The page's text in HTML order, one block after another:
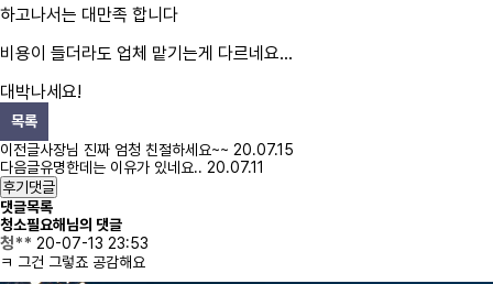
하고나서는 대만족 합니다
비용이 들더라도 업체 맡기는게 다르네요...
대박나세요!
목록
이전글사장님 진짜 엄청 친절하세요~~ 20.07.15
다음글유명한데는 이유가 있네요.. 20.07.11
후기댓글
댓글목록
청소필요해님의 댓글
청** 20-07-13 23:53
ㅋ 그건 그렇죠 공감해요